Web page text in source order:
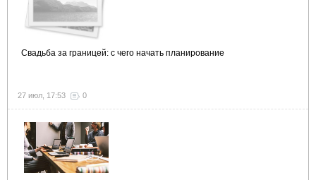
Свадьба за границей: с чего начать планирование
27 июл, 17:53 0